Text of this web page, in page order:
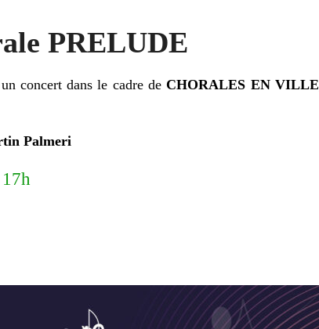
PRELUDE
concert dans le cadre deCHORALES EN VILLE
Palmeri